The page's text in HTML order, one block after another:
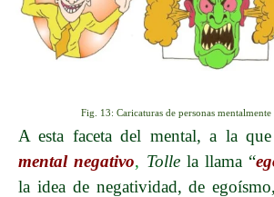
Fig. 13: Caricaturas de personas mentalmente
A esta faceta del mental, a la
mental negativo, Tollela llama “
la idea de negatividad, de